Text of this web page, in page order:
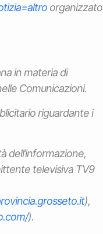
organizzato
in materia di
Comunicazioni.
riguardante i
dell’informazione,
televisiva TV9
),
).